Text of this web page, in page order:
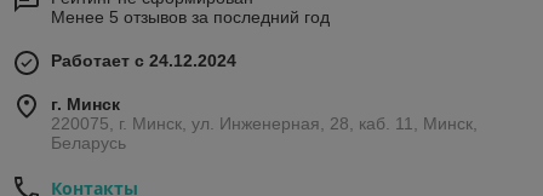
Менее 5 отзывов за последний год
Работает с 24.12.2024
г. Минск
220075, г. Минск, ул. Инженерная, 28, каб. 11, Минск,
Беларусь
Контакты